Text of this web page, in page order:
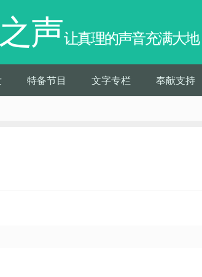
声让真理的声音充满大地
特备节目 文字专栏 奉献支持